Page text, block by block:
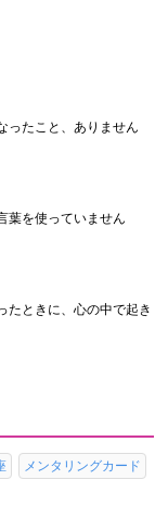
ったこと、ありません
葉を使っていません
たときに、心の中で起き
メンタリングカード